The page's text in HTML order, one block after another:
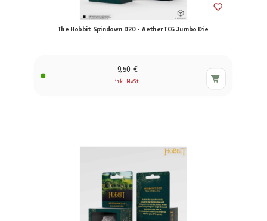
The Hobbit Spindown D20 - Aether TCG Jumbo Die
9,50 €
inkl. MwSt.